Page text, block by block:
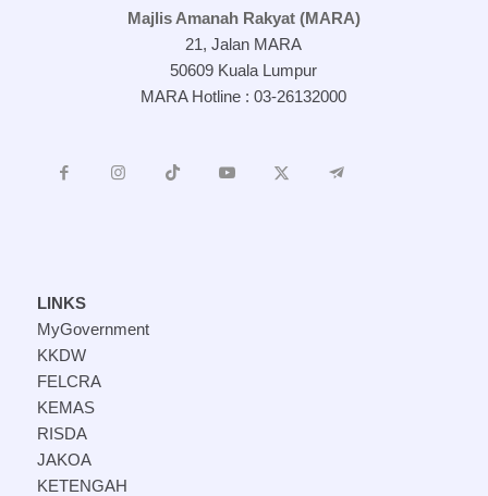
Majlis Amanah Rakyat (MARA)
21, Jalan MARA
50609 Kuala Lumpur
MARA Hotline : 03-26132000
LINKS
MyGovernment
KKDW
FELCRA
KEMAS
RISDA
JAKOA
KETENGAH